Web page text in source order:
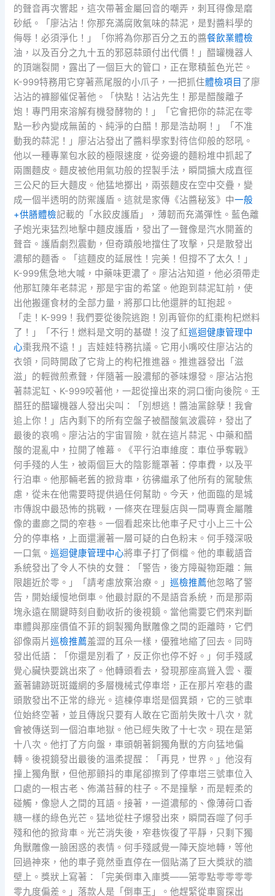
的聲音再次響起，這次帶著金屬回音的嘲弄，刺耳得像是磨
砂紙。「廖沾沾！你那充滿腐敗氣味的蒜泥，是對醬料學的
侮辱！必須淨化！」「你將為你那百分之五的醬餐飲業體檢
油，以及百分之九十五的邪惡蒜頭付出代價！」醋罐機器人
的頂端裂開，露出了一個巨大的管口，正在聚積藍色光芒。
K-999特務用它穿著燕尾服的小爪子，一把抓住體檢項目 了廖
沾沾的褲腳催促著他。「快點！沾沾先生！那是醋酸離子
炮！專門用來溶解有機發酵物的！」「它會把你的蒜泥在零
點一秒內變成無菌的、純淨的白醋！那是浩劫啊！」「不准
動我的蒜泥！」廖沾沾發出了醬料學家對待信仰般的怒吼。
他以一種專業包水餃的極限速度，從旁邊的麵粉堆中抓起了
兩團麵皮。麵皮被他用氣功般的捏製手法，瞬間擴大成直徑
三公尺的巨大麵皮。他猛地擲出，兩張麵皮在空中交疊，變
成一個半透明的防禦護盾。這就是家傳《沾醬秘笈》中一般
+供膳體檢記載的「水餃皮護盾」，薄韌而充滿彈性。藍色離
子炮光束猛烈地擊中麵皮護盾，發出了一聲像是汽水開蓋的
聲音。護盾劇烈震動，但奇蹟般地擋住了攻擊，只是散發出
濃郁的麵香。「這麵皮的延展性！完美！但撐不了太久！」
K-999焦急地大喊，中藥味更濃了。廖沾沾知道，他必須帶走
他那缸陳年老蒜泥，那是宇宙的希望。他跑到蒜泥缸前，使
出他搬運食材的全部力量，將那口比他還胖的缸抱起。
「走！K-999！我們要從後院逃跑！別再管你的紅棗枸杞燃料
了！」「不行！燃料是文明的基礎！沒了紅巡迴健康管理中
心棗我飛不遠！」吉娃娃特務抗議。它用小嘴咬住廖沾沾的
衣領，同時開啟了它背上的枸杞推進器。推進器發出「滋
滋」的輕微煎煮聲，伴隨著一股濃郁的蔘味爆發。廖沾沾抱
著蒜泥缸、K-999咬著他，一起從撞出來的洞口衝向後院。王
醋狂的醋罐機器人發出尖叫：「別想逃！醬油黨餘孽！我會
追上你！」店內剩下的所有空盤子被醋酸氣波震碎，發出了
最後的哀鳴。廖沾沾的宇宙冒險，就在這片蒜泥、中藥和醋
酸的混亂中，拉開了帷幕。《平行泊車維度：車位爭奪戰》
何手殘的人生，被兩個巨大的陰影籠罩著：停車費，以及平
行泊車。他那輛老舊的掀背車，彷彿繼承了他所有的駕駛焦
慮，從未在他需要時提供過任何幫助。今天，他面臨的是城
市傳說中最恐怖的挑戰，一條夾在理髮店與一間專賣金屬雕
像的畫廊之間的窄巷。一個看起來比他車子尺寸小上三十公
分的停車格，上面還灑著一層可疑的白色粉末。何手殘深吸
一口氣。巡迴健康管理中心將車子打了倒檔。他的車載語音
系統發出了令人不快的女聲：「警告，後方障礙物距離：無
限趨近於零。」「請考慮放棄治療。」巡檢推薦他忽略了警
告，開始緩慢地倒車。他最討厭的不是語音系統，而是那兩
塊永遠在關鍵時刻自動收折的後視鏡。當他需要它們來判斷
車體與那座價值不菲的銅製獨角獸雕像之間的距離時，它們
卻像兩片巡檢推薦羞澀的耳朵一樣，優雅地縮了回去。同時
發出低語：「你還是別看了，反正你也停不好。」何手殘感
覺心臟快要跳出來了。他轉頭看去，發現那座高聳入雲、覆
蓋著鏽跡斑斑鐵網的多層機械式停車塔，正在那片窄巷的盡
頭散發出不正常的綠光。這棟停車塔是個異類，它的三號車
位始終空著，並且傳說只要有人敢在它面前失敗十八次，就
會被傳送到一個泊車地獄。他已經失敗了十七次。現在是第
十八次。他打了方向盤，車頭朝著銅獨角獸的方向猛地偏
轉。後視鏡發出最後的溫柔提醒：「再見，世界。」他沒有
撞上獨角獸，但他那顫抖的車尾卻擦到了停車塔三號車位入
口處的一根古老、佈滿苔蘚的柱子。不是撞擊，而是輕柔的
碰觸，像戀人之間的耳語。接著，一道濃郁的、像薄荷口香
糖一樣的綠色光芒。猛地從柱子爆發出來，瞬間吞噬了何手
殘和他的掀背車。光芒消失後，窄巷恢復了平靜，只剩下獨
角獸雕像一臉困惑的表情。何手殘感覺一陣天旋地轉，等他
回過神來，他的車子竟然垂直停在一個貼滿了巨大獎狀的牆
壁上。獎狀上寫著：「完美倒車入庫獎——第零點零零零零
零九度偏差。」落款人是「倒車王」。他趕緊從車窗探出